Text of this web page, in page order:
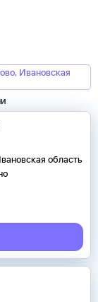
Ивановская
область